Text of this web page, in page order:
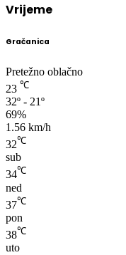
Vrijeme
Gračanica
Pretežno oblačno
23 ℃
32º - 21º
69%
1.56 km/h
32℃
sub
34℃
ned
37℃
pon
38℃
uto